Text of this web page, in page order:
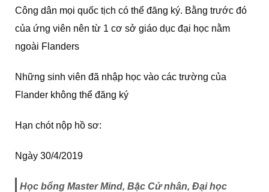
Công dân mọi quốc tịch có thể đăng ký. Bằng trước đó
của ứng viên nên từ 1 cơ sở giáo dục đại học nằm
ngoài Flanders
Những sinh viên đã nhập học vào các trường của
Flander không thể đăng ký
Hạn chót nộp hồ sơ:
Ngày 30/4/2019
Học bổng Master Mind, Bậc Cử nhân, Đại học